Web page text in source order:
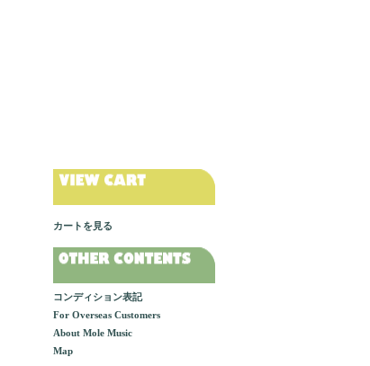
カートを見る
コンディション表記
For Overseas Customers
About Mole Music
Map